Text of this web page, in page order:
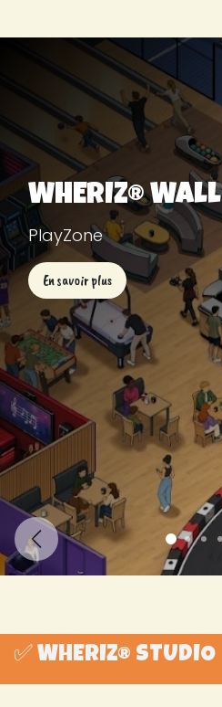
WHERIZ® Wall
PlayZone
En savoir plus
Précédent
✅ WHERIZ® STUDIO